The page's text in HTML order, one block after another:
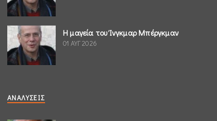
Η μαγεία του Ίνγκμαρ Μπέργκμαν
01 ΑΥΓ 2026
ΑΝΑΛΎΣΕΙΣ